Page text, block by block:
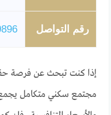
رقم التواصل
مجتمع سكني متكامل يجمع